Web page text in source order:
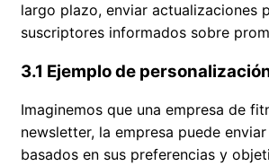
largo plazo, enviar actualizaciones
suscriptores informados sobre
3.1 Ejemplo de
Imaginemos que una empresa de
newsletter, la empresa puede
basados en sus preferencias y